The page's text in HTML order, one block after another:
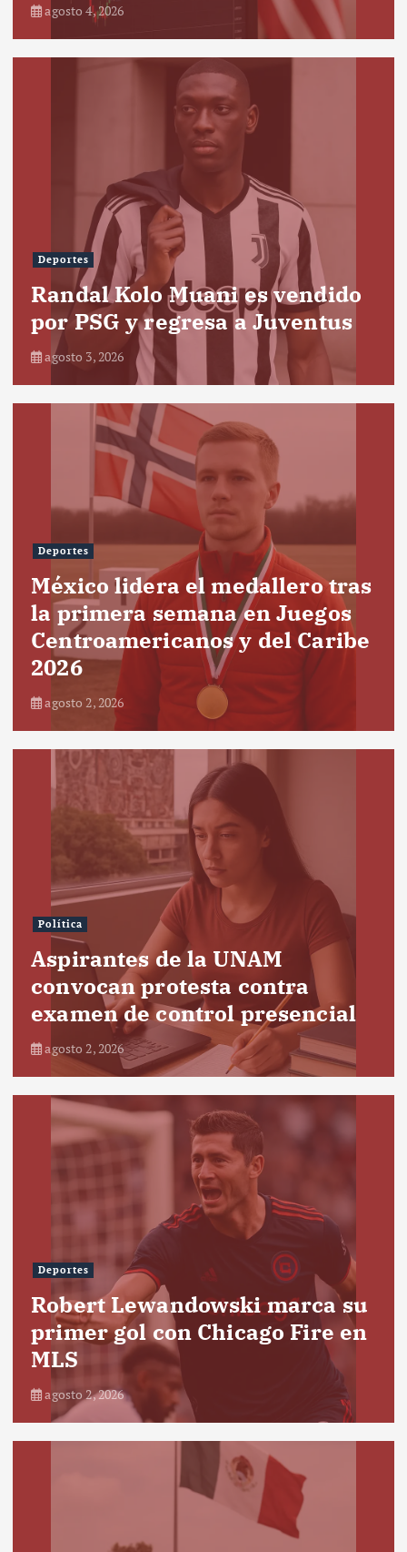
agosto 4, 2026
Deportes
Randal Kolo Muani es vendido
por PSG y regresa a Juventus
agosto 3, 2026
Deportes
México lidera el medallero tras
la primera semana en Juegos
Centroamericanos y del Caribe
2026
agosto 2, 2026
Política
Aspirantes de la UNAM
convocan protesta contra
examen de control presencial
agosto 2, 2026
Deportes
Robert Lewandowski marca su
primer gol con Chicago Fire en
MLS
agosto 2, 2026